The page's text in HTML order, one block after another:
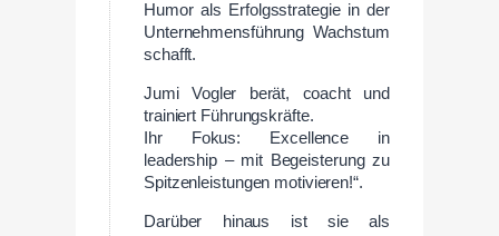
Humor als Erfolgsstrategie in der
Unternehmensführung Wachstum
schafft.
Jumi Vogler berät, coacht und
trainiert Führungskräfte.
Ihr Fokus: Excellence in
leadership – mit Begeisterung zu
Spitzenleistungen motivieren!“.
Darüber hinaus ist sie als